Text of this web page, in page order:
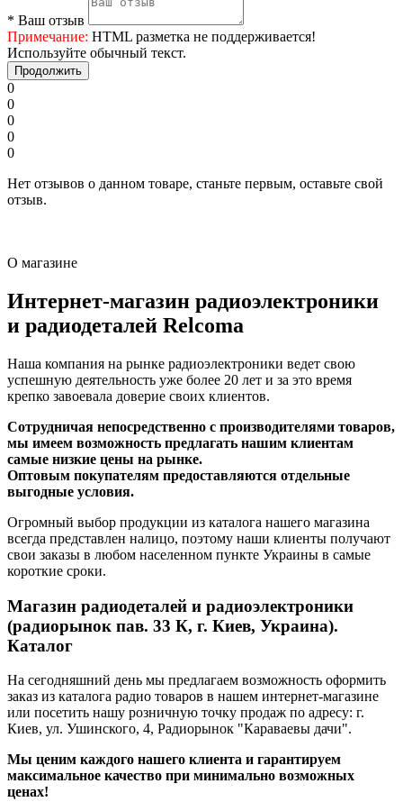
* Ваш отзыв
Примечание: HTML разметка не поддерживается!
Используйте обычный текст.
Продолжить
0
0
0
0
0
Нет отзывов о данном товаре, станьте первым, оставьте свой
отзыв.
О магазине
Интернет-магазин радиоэлектроники
и радиодеталей Relcoma
Наша компания на рынке радиоэлектроники ведет свою
успешную деятельность уже более 20 лет и за это время
крепко завоевала доверие своих клиентов.
Сотрудничая непосредственно с производителями товаров,
мы имеем возможность предлагать нашим клиентам
самые низкие цены на рынке.
Оптовым покупателям предоставляются отдельные
выгодные условия.
Огромный выбор продукции из каталога нашего магазина
всегда представлен налицо, поэтому наши клиенты получают
свои заказы в любом населенном пункте Украины в самые
короткие сроки.
Магазин радиодеталей и радиоэлектроники
(радиорынок пав. 33 К, г. Киев, Украина).
Каталог
На сегодняшний день мы предлагаем возможность оформить
заказ из каталога радио товаров в нашем интернет-магазине
или посетить нашу розничную точку продаж по адресу: г.
Киев, ул. Ушинского, 4, Радиорынок "Караваевы дачи".
Мы ценим каждого нашего клиента и гарантируем
максимальное качество при минимально возможных
ценах!